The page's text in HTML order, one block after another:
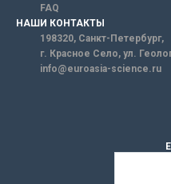
FAQ
НАШИ КОНТАКТЫ
198320, Санкт-Петербург,
г. Красное Село, ул.
info@euroasia-science.ru